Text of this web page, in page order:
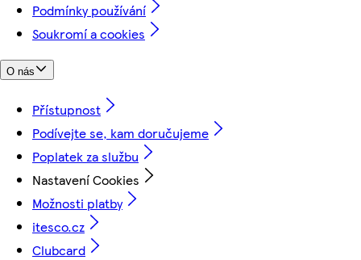
Podmínky používání
Soukromí a cookies
O nás
Přístupnost
Podívejte se, kam doručujeme
Poplatek za službu
Nastavení Cookies
Možnosti platby
itesco.cz
Clubcard